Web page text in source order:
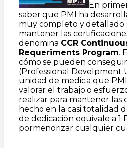
En
saber que PMI ha
muy completo y detallado
mantener las
denomina CCR
Requeriments Program.
cómo se pueden
(Professional Develpment
unidad de medida que
valorar el trabajo o
realizar para mantener las
hecho en la casi totalidad
de dedicación equivale a 1
pormenorizar cualquier